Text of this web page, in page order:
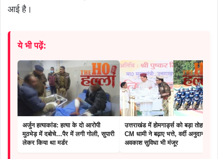
आई है।
ये भी पढ़ें:
अर्जुन हत्याकांड: हत्या के दो आरोपी
मुठभेड़ में दबोचे…पैर में लगी गोली, सुपारी
लेकर किया था मर्डर
उत्तराखंड में होमगार्ड्स को बड़ा तोहफा :
CM धामी ने बढ़ाए भत्ते, वर्दी अनुदान और
अवकाश सुविधा भी मंजूर